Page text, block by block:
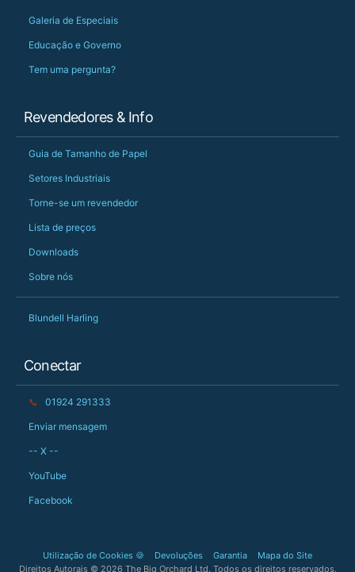
Galeria de Especiais
Educação e Governo
Tem uma pergunta?
Revendedores & Info
Guia de Tamanho de Papel
Setores Industriais
Torne-se um revendedor
Lista de preços
Downloads
Sobre nós
Blundell Harling
Conectar
📞 01924 291333
Enviar mensagem
-- X --
YouTube
Facebook
Utilização de Cookies 🍪 Devoluções Garantia
Mapa do Site
Direitos Autorais © 2026 The Big Orchard Ltd. Todos os direitos reservados.